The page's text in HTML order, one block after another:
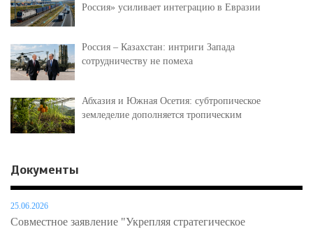
Россия» усиливает интеграцию в Евразии
Россия – Казахстан: интриги Запада
сотрудничеству не помеха
Абхазия и Южная Осетия: субтропическое
земледелие дополняется тропическим
Документы
25.06.2026
Совместное заявление "Укрепляя стратегическое